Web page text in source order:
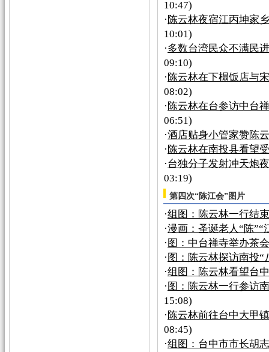
10:47)
· 陈云林夜宿江丙坤家
10:01)
·多数台湾民众不满民
09:10)
· 陈云林在下榻饭店与
08:02)
· 陈云林在台参访中台
06:51)
·酒店贴身小管家赞陈
· 陈云林在南投县看望
·台独分子发射冲天炮
03:19)
第四次“陈江会”图片
·组图：陈云林一行结
·漫画：圣诞老人“陈”“
· 图：中台禅寺举办茶
· 图：陈云林探访南投“
·组图：陈云林看望台
· 图：陈云林一行参访
15:08)
· 陈云林前往台中大甲
08:45)
·组图：台中市市长胡